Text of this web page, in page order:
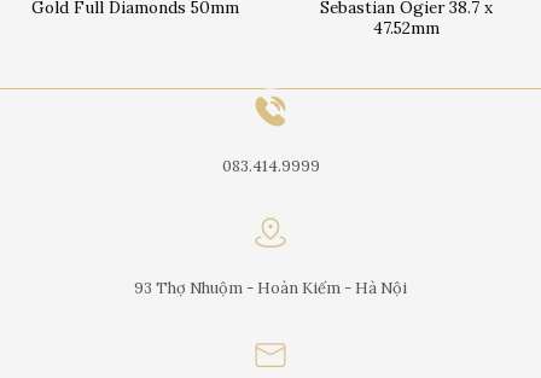
Gold Full Diamonds 50mm
Sebastian Ogier 38.7 x
47.52mm
083.414.9999
93 Thợ Nhuộm - Hoàn Kiếm - Hà Nội